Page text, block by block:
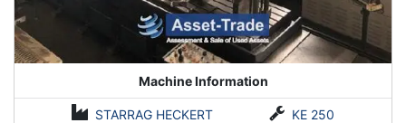
Machine Information
STARRAG HECKERT KE 250